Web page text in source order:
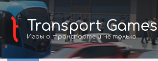
Transport Games
Игры о транспорте и не только